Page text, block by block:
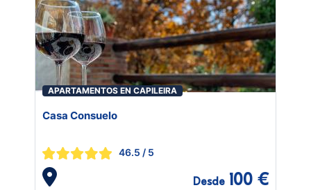
APARTAMENTOS EN CAPILEIRA
Casa Consuelo
46.5 / 5
Desde 100 €